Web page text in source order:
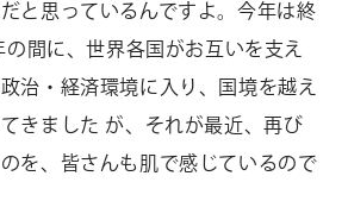
と思っているんですよ。今年は終
間に、世界各国がお互いを支え
治・経済環境に入り、国境を越え
きました が、それが最近、再び
を、皆さんも肌で感じているので